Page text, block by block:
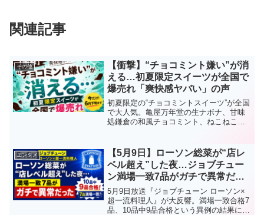
関連記事
その他
【衝撃】“チョコミント嫌い”が消
える…初夏限定スイーツが全国で
爆売れ「爽快感ヤバい」の声
初夏限定の“チョコミントスイーツ”が全国
で大人気。亀屋万年堂の生ナボナ、甘味
処鎌倉の和風チョコミント、ねこねこ食
題の理由とは？
エンタメ
【5月9日】ローソン総菜が“店レ
ベル超え”した夜…ジョブチュー
ン満場一致7品がガチで異常だっ
た
5月9日放送『ジョブチューン ローソン×
超一流料理人』が大反響。満場一致合格7
品、10品中9品合格という異例の結果に